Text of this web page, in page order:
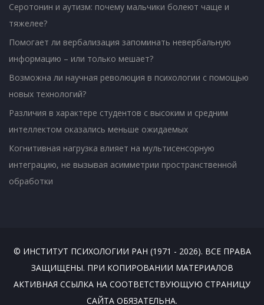
Серотонин и аутизм: почему мальчики болеют чаще и
тяжелее?
Помогает ли вербализация запоминать невербальную
информацию – или только мешает?
Возможна ли научная революция в психологии с помощью
новых технологий?
Различия в характере студентов с высоким и средним
интеллектом оказались меньше ожидаемых
Когнитивная нагрузка влияет на мультисенсорную
интеграцию, не вызывая асимметрии пространственной
обработки
© ИНСТИТУТ ПСИХОЛОГИИ РАН (1971 - 2026). ВСЕ ПРАВА
ЗАЩИЩЕНЫ. ПРИ КОПИРОВАНИИ МАТЕРИАЛОВ
АКТИВНАЯ ССЫЛКА НА СООТВЕТСТВУЮЩУЮ СТРАНИЦУ
САЙТА ОБЯЗАТЕЛЬНА.